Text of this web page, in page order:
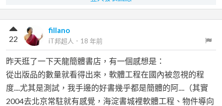
fillano
iT邦超人 ． 18 年前
22
昨天逛了一下天龍簡體書店，有一個感想是：
從出版品的數量就看得出來，軟體工程在國內被忽視的程
度....尤其是測試，我手邊的好書幾乎都是簡體的阿....（其實
2004去北京常駐就有感覺，海淀書城裡軟體工程、物件導向